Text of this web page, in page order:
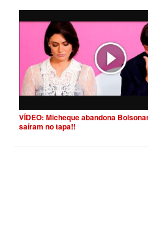
VÍDEO: Micheque abandona
saíram no tapa!!